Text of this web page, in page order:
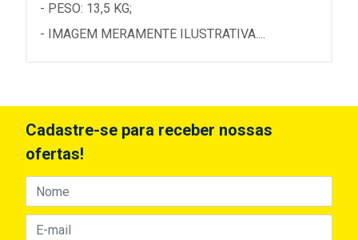
- PESO: 13,5 KG;
- IMAGEM MERAMENTE ILUSTRATIVA....
Cadastre-se para receber nossas
ofertas!